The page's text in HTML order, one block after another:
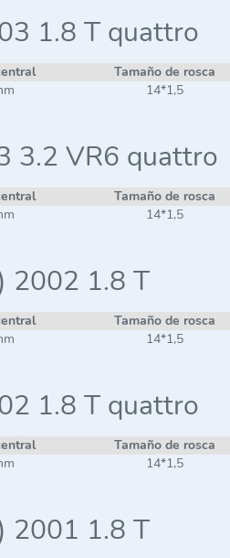
1.8 T quattro
Tamaño de rosca
14*1,5
3.2 VR6 quattro
Tamaño de rosca
14*1,5
2002 1.8 T
Tamaño de rosca
14*1,5
1.8 T quattro
Tamaño de rosca
14*1,5
2001 1.8 T